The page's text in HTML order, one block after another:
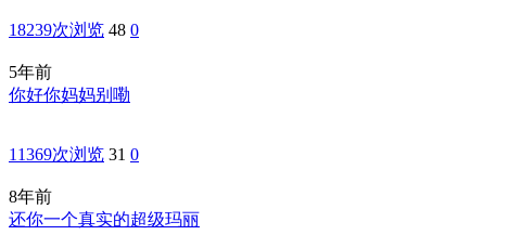
18239次浏览 48 0
5年前
你好你妈妈别嘞
11369次浏览 31 0
8年前
还你一个真实的超级玛丽